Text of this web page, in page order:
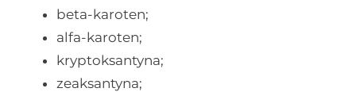
beta-karoten;
alfa-karoten;
kryptoksantyna;
zeaksantyna;